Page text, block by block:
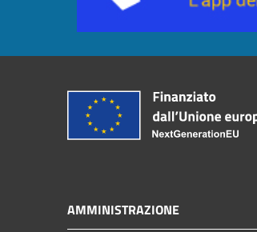
AMMINISTRAZIONE